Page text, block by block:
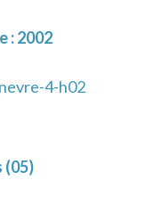
: 2002
4-h02
(05)